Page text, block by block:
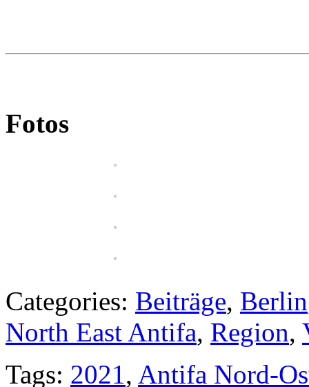
Fotos
Categories: Beiträge, Berlin
North East Antifa, Region,
Tags: 2021, Antifa Nord-